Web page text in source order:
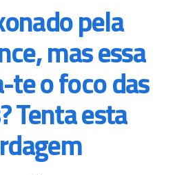
pela
mas essa
te o foco das
Tenta esta